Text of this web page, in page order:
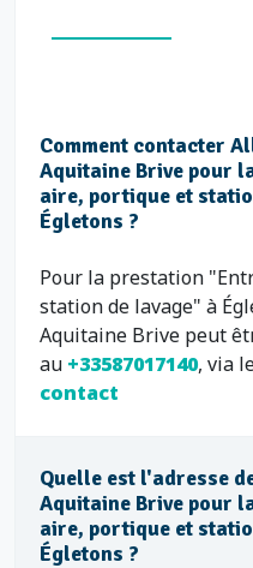
Comment contacter
Aquitaine Brive pour
aire, portique et
Égletons ?
Pour la prestation
station de lavage" à
Aquitaine Brive peut
au +33587017140, via
contact
Quelle est l'adresse
Aquitaine Brive pour
aire, portique et
Égletons ?